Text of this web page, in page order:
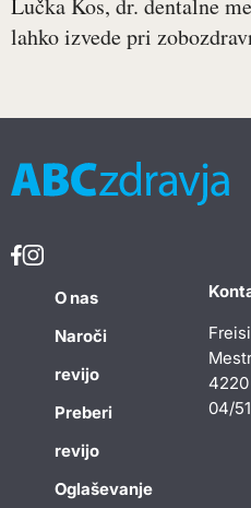
Lučka Kos, dr. dentalne
lahko izvede pri
O nas
Naroči
revijo
Preberi
revijo
Oglaševanje
4220
04/